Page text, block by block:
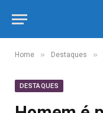
Home » Destaques »
DESTAQUES